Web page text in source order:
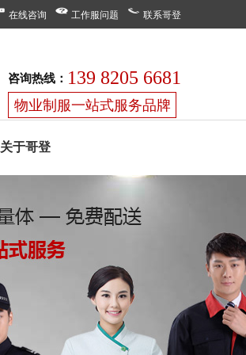
在线咨询 工作服问题 联系哥登
咨询热线： 139 8205 6681
物业制服一站式服务品牌
关于哥登